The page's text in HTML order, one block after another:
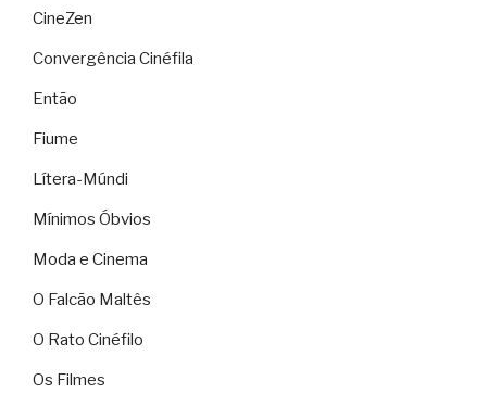
CineZen
Convergência Cinéfila
Então
Fiume
Lítera-Múndi
Mínimos Óbvios
Moda e Cinema
O Falcão Maltês
O Rato Cinéfilo
Os Filmes